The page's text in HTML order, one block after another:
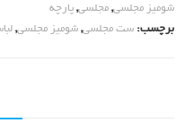
شومیز مجلسی,مجلسی,پارچه
برچسب:ست مجلسی,شومیز مجلسی,